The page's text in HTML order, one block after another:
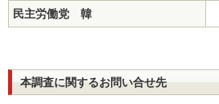
民主労働党 韓
本調査に関するお問い合せ先